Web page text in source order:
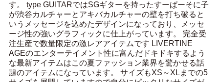
す。 type GUITARではSGギターを持ったすーぱーそに子
が渋谷カルチャーとアキバカルチャーの壁を打ち破ると
いうメッセージを込めたデザインになっており、メッセ
ージ性の強いグラフィックに仕上がっています。 完全受
注生産で数量限定の激レアアイテムです LIVERTINE
AGEのエンターテイメント性に富んだドキドキするよう
な最新アイテムはこの夏ファッション業界を驚かせる話
題のアイテムになっています。 サイズもXS～XLまでの5